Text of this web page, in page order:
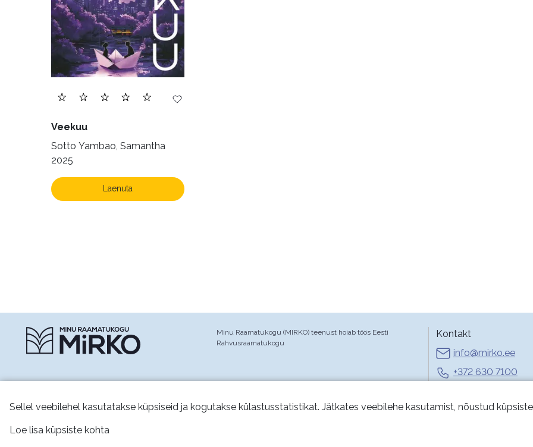
Sellel veebilehel kasutatakse küpsiseid ja kogutakse külastusstatistikat. Jätkates veebilehe kasutamist, nõustud
Loe lisa küpsiste kohta
Veekuu
Sotto Yambao, Samantha
2025
Laenuta
Minu Raamatukogu (MIRKO) teenust hoiab töös Eesti
Rahvusraamatukogu
Kontakt
info@mirko.ee
+372 630 7100
Jälgi meid: